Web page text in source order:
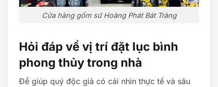
Cửa hàng gốm sứ Hoàng Phát Bát Tràng
Hỏi đáp về vị trí đặt lục bình
phong thủy trong nhà
Để giúp quý độc giả có cái nhìn thực tế và sâu